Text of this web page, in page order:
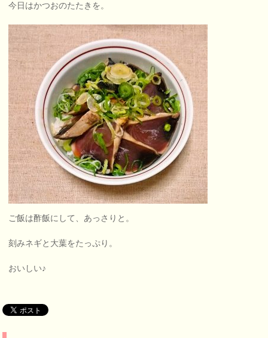
今日はかつおのたたきを。
ご飯は酢飯にして、あっさりと。
刻みネギと大葉をたっぷり。
おいしい♪